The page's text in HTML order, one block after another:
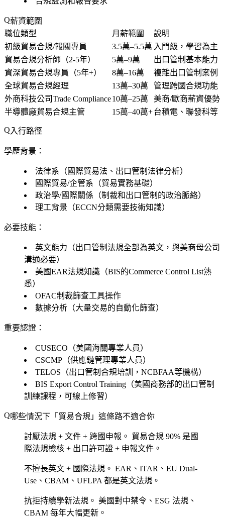
薪資範圍
職位類型
月薪範圍
說明
初級貿易合規/報關專員
3.5萬–5.5萬 入門級，學習為主
貿易合規分析師（2-5年）
5萬–9萬
出口管制基本能力
資深貿易合規專員（5年+）
8萬–16萬
複雜出口管制案例
全球貿易合規經理
13萬–30萬
管理跨國合規功能
外商科技公司Trade Compliance10萬–25萬
美商/歐商薪資優勢
半導體廠貿易合規主管
15萬–40萬+台積電、聯發科等
入行路徑
學歷背景：
法律系（國際貿易法、出口管制法律分析）
國際貿易/企管系（貿易實務基礎）
政治學/國際關係（制裁和出口管制的政治脈絡）
理工背景（ECCN分類需要技術知識）
必要技能：
英文能力（出口管制法規全部為英文，與美商母公司
溝通必要）
美國EAR法規知識（BIS的Commerce Control List熟
悉）
OFAC制裁篩查工具操作
數據分析（大量交易的自動化篩查）
重要認證：
CUSECO（美國海關專業人員）
CSCMP（供應鏈管理專業人員）
TELOS（出口管制合規培訓，NCBFAA等機構）
BIS Export Control Training（美國商務部的出口管制
訓練課程，可線上修習）
哪些情況下「貿易合規」這條路不適合你
討厭法規 + 文件 + 跨國申報。
貿易合規 90% 是國
際法規檢核 + 出口許可證 + 申報文件。
不擅長英文 + 國際法規。 EAR、ITAR、EU Dual-
Use、CBAM、UFLPA 都是英文法規。
抗拒持續學新法規。 美國對中禁令、ESG 法規、
CBAM 每年大幅更新。